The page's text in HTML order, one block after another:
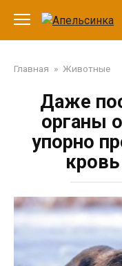
контенту
Главная » Животные
Даже
органы
упорно